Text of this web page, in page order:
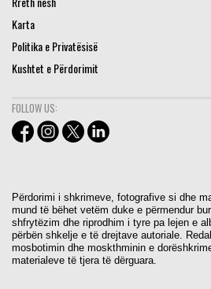
Karta
Politika e Privatësisë
Kushtet e Përdorimit
FOLLOW US:
Përdorimi i shkrimeve, fotografive si dhe
mund të bëhet vetëm duke e përmendur
shfrytëzim dhe riprodhim i tyre pa lejen e
përbën shkelje e të drejtave autoriale.
mosbotimin dhe moskthminin e
materialeve të tjera të dërguara.